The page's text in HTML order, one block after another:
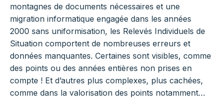
montagnes de documents nécessaires et une
migration informatique engagée dans les années
2000 sans uniformisation, les Relevés Individuels de
Situation comportent de nombreuses erreurs et
données manquantes. Certaines sont visibles, comme
des points ou des années entières non prises en
compte ! Et d’autres plus complexes, plus cachées,
comme dans la valorisation des points notamment…